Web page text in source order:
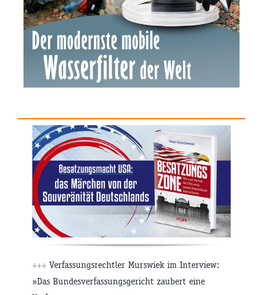
+++ Verfassungsrechtler Murswiek im Interview:
»Das Bundesverfassungsgericht zaubert eine